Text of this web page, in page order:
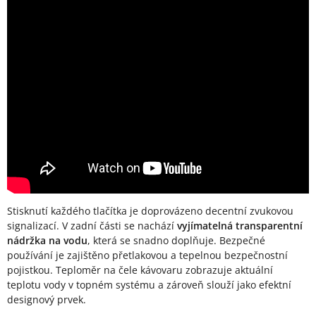
Stisknutí každého tlačítka je doprovázeno decentní zvukovou
signalizací. V zadní části se nachází vyjímatelná transparentní
nádržka na vodu, která se snadno doplňuje. Bezpečné
používání je zajištěno přetlakovou a tepelnou bezpečnostní
pojistkou. Teploměr na čele kávovaru zobrazuje aktuální
teplotu vody v topném systému a zároveň slouží jako efektní
designový prvek.